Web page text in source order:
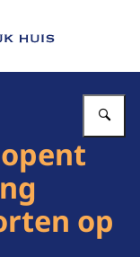
Koninklijk Huis
op